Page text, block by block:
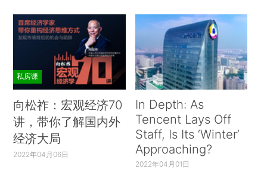
私房课
向松祚：宏观经济70
讲，带你了解国内外
经济大局
2022年04月06日
In Depth: As
Tencent Lays Off
Staff, Is Its ‘Winter’
Approaching?
2022年04月01日